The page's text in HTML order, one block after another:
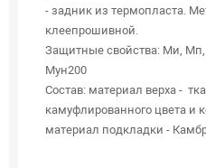
- задник из термопласта.
Защитные свойства: Ми, Мп,
Состав: материал верха -
камуфлированного цвета и
материал подкладки -